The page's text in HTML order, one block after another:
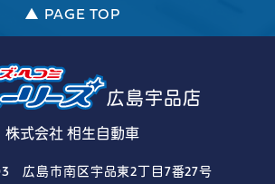
▲ PAGE TOP
広島宇品店
株式会社 相生自動車
広島市南区宇品東2丁目7番27号